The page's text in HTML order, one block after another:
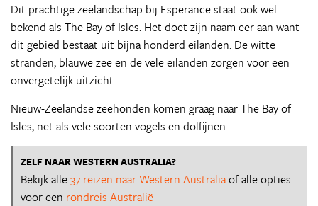
Dit prachtige zeelandschap bij Esperance staat ook wel
bekend als The Bay of Isles. Het doet zijn naam eer aan want
dit gebied bestaat uit bijna honderd eilanden. De witte
stranden, blauwe zee en de vele eilanden zorgen voor een
onvergetelijk uitzicht.
Nieuw-Zeelandse zeehonden komen graag naar The Bay of
Isles, net als vele soorten vogels en dolfijnen.
ZELF NAAR WESTERN AUSTRALIA?
Bekijk alle37 reizen naar Western Australiaof alle opties
voor een rondreis Australië